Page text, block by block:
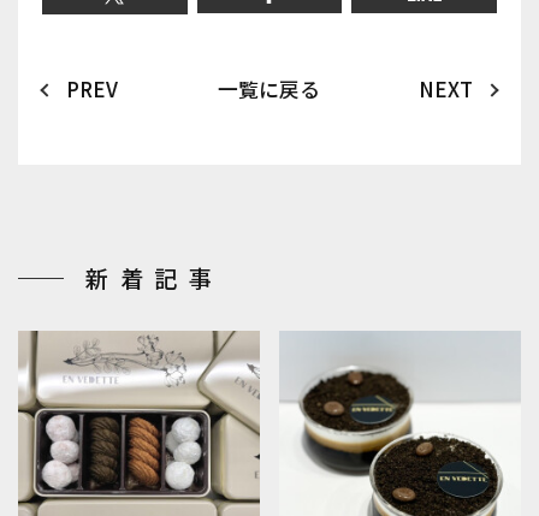
PREV 一覧に戻る NEXT
新着記事